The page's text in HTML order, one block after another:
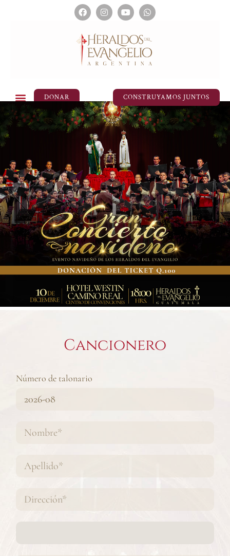
DONAR CONSTRUYAMOS JUNTOS
Cancionero
Número de talonario